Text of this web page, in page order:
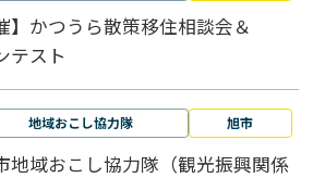
】かつうら散策移住相談会＆
テスト
地域おこし協力隊 旭市
地域おこし協力隊（観光振興関係